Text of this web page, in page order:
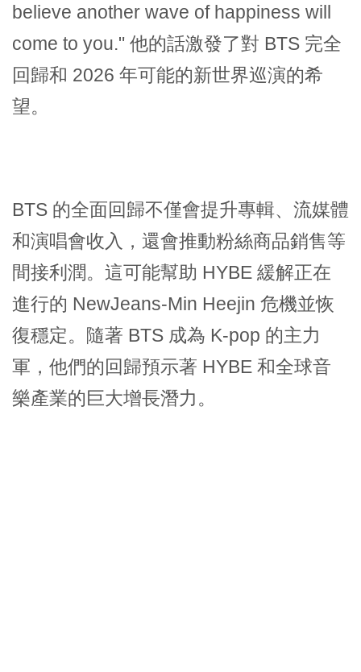
believe another wave of happiness will
come to you." 他的話激發了對 BTS 完全
回歸和 2026 年可能的新世界巡演的希
望。
BTS 的全面回歸不僅會提升專輯、流媒體
和演唱會收入，還會推動粉絲商品銷售等
間接利潤。這可能幫助 HYBE 緩解正在
進行的 NewJeans-Min Heejin 危機並恢
復穩定。隨著 BTS 成為 K-pop 的主力
軍，他們的回歸預示著 HYBE 和全球音
樂產業的巨大增長潛力。